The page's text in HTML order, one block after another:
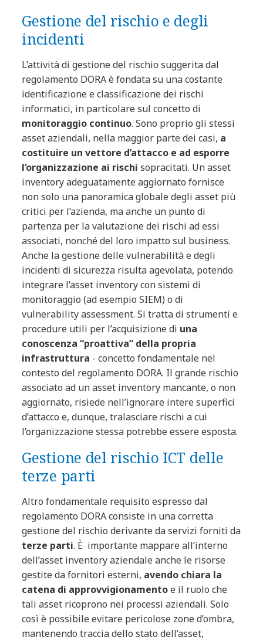
Gestione del rischio e degli
incidenti
L’attività di gestione del rischio suggerita dal
regolamento DORA è fondata su una costante
identificazione e classificazione dei rischi
informatici, in particolare sul concetto di
monitoraggio continuo. Sono proprio gli stessi
asset aziendali, nella maggior parte dei casi, a
costituire un vettore d’attacco e ad esporre
l’organizzazione ai rischisopracitati. Un asset
inventory adeguatamente aggiornato fornisce
non solo una panoramica globale degli asset più
critici per l’azienda, ma anche un punto di
partenza per la valutazione dei rischi ad essi
associati, nonché del loro impatto sul business.
Anche la gestione delle vulnerabilità e degli
incidenti di sicurezza risulta agevolata, potendo
integrare l’asset inventory con sistemi di
monitoraggio (ad esempio SIEM) o di
vulnerability assessment. Si tratta di strumenti e
procedure utili per l’acquisizione di una
conoscenza “proattiva” della propria
infrastruttura - concetto fondamentale nel
contesto del regolamento DORA. Il grande rischio
associato ad un asset inventory mancante, o non
aggiornato, risiede nell’ignorare intere superfici
d’attacco e, dunque, tralasciare rischi a cui
l’organizzazione stessa potrebbe essere esposta.
Gestione del rischio ICT delle
terze parti
Altro fondamentale requisito espresso dal
regolamento DORA consiste in una corretta
gestione del rischio derivante da servizi forniti da
terze parti. È importante mappare all’interno
dell’asset inventory aziendale anche le risorse
gestite da fornitori esterni, avendo chiara la
catena di approvvigionamentoe il ruolo che
tali asset ricoprono nei processi aziendali. Solo
così è possibile evitare pericolose zone d’ombra,
mantenendo traccia dello stato dell’asset,